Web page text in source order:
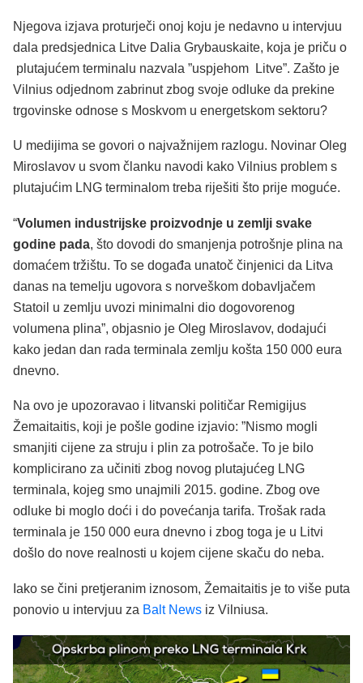
Njegova izjava proturječi onoj koju je nedavno u intervjuu
dala predsjednica Litve Dalia Grybauskaite, koja je priču o
plutajućem terminalu nazvala ”uspjehom Litve”. Zašto je
Vilnius odjednom zabrinut zbog svoje odluke da prekine
trgovinske odnose s Moskvom u energetskom sektoru?
U medijima se govori o najvažnijem razlogu. Novinar Oleg
Miroslavov u svom članku navodi kako Vilnius problem s
plutajućim LNG terminalom treba riješiti što prije moguće.
“Volumen industrijske proizvodnje u zemlji svake
godine pada, što dovodi do smanjenja potrošnje plina na
domaćem tržištu. To se događa unatoč činjenici da Litva
danas na temelju ugovora s norveškom dobavljačem
Statoil u zemlju uvozi minimalni dio dogovorenog
volumena plina”, objasnio je Oleg Miroslavov, dodajući
kako jedan dan rada terminala zemlju košta 150 000 eura
dnevno.
Na ovo je upozoravao i litvanski političar Remigijus
Žemaitaitis, koji je pošle godine izjavio: ”Nismo mogli
smanjiti cijene za struju i plin za potrošače. To je bilo
komplicirano za učiniti zbog novog plutajućeg LNG
terminala, kojeg smo unajmili 2015. godine. Zbog ove
odluke bi moglo doći i do povećanja tarifa. Trošak rada
terminala je 150 000 eura dnevno i zbog toga je u Litvi
došlo do nove realnosti u kojem cijene skaču do neba.
Iako se čini pretjeranim iznosom, Žemaitaitis je to više puta
ponovio u intervjuu za Balt News iz Vilniusa.